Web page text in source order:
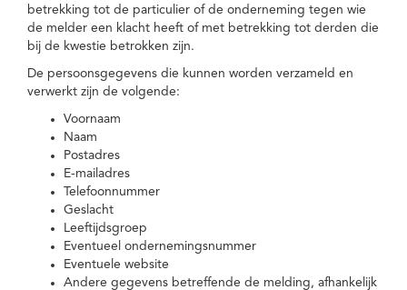
betrekking tot de particulier of de onderneming tegen wie
de melder een klacht heeft of met betrekking tot derden die
bij de kwestie betrokken zijn.
De persoonsgegevens die kunnen worden verzameld en
verwerkt zijn de volgende:
Voornaam
Naam
Postadres
E-mailadres
Telefoonnummer
Geslacht
Leeftijdsgroep
Eventueel ondernemingsnummer
Eventuele website
Andere gegevens betreffende de melding, afhankelijk